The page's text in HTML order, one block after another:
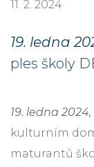
11. 2. 2024
19. ledna
ples školy
19. ledna
kulturním
maturantů